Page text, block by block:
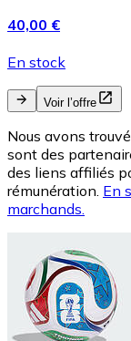
40,00 €
En stock
Voir l’offre
Nous avons
sont des
des liens affiliés
rémunération. En
marchands.